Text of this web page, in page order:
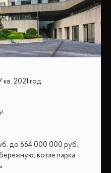
кв. 2021 год
до 664 000 000 руб.
возле парка